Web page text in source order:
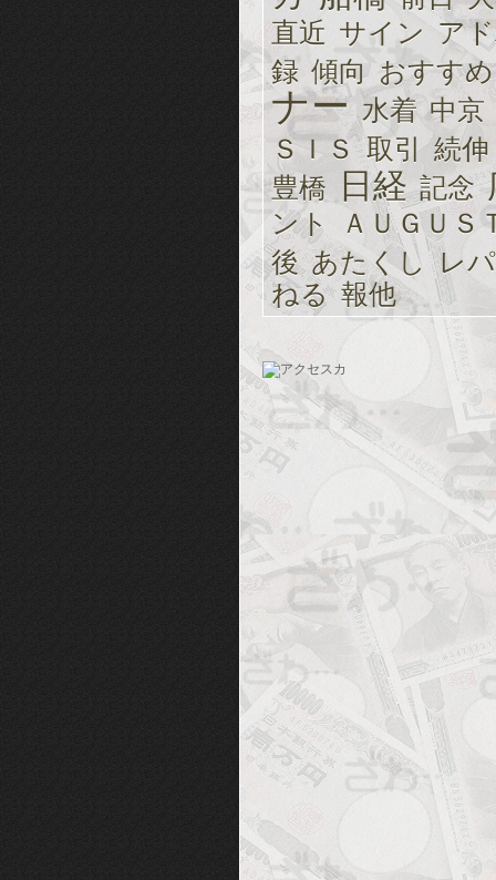
直近 サイン ア
録 傾向 おすすめ
ナー 水着 中京
ＳＩＳ 取引
続伸
豊橋
日経 記念
ント
ＡＵＧＵＳ
後 あたくし
レ
ねる 報他